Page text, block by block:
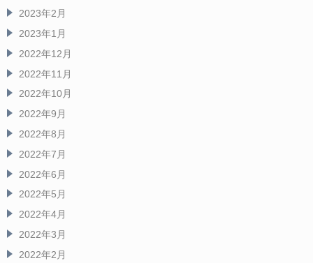
2023年2月
2023年1月
2022年12月
2022年11月
2022年10月
2022年9月
2022年8月
2022年7月
2022年6月
2022年5月
2022年4月
2022年3月
2022年2月